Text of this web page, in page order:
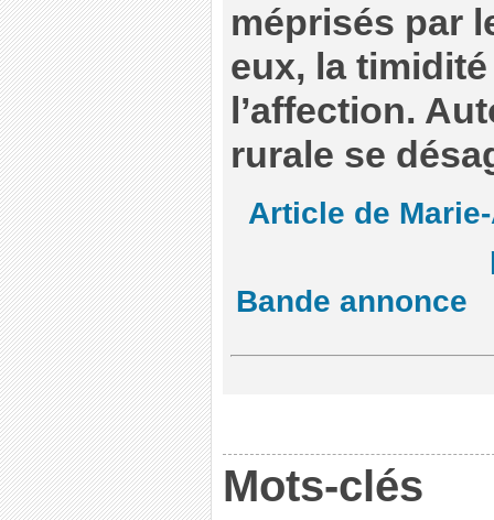
méprisés par
eux, la
l’affection.
rurale se
Article de
Bande annonce
Mots-clés